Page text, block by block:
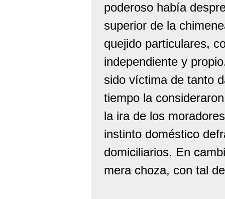
poderoso había
superior de la
quejido particulares,
independiente y
sido víctima de tanto
tiempo la
la ira de los
instinto doméstico
domiciliarios. En
mera choza, con tal